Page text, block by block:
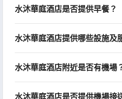
水沐華庭酒店是否提供早餐？
水沐華庭酒店提供哪些設施及
水沐華庭酒店附近是否有機場
水沐華庭酒店是否提供機場接